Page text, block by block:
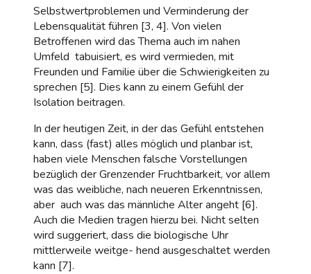
Selbstwertproblemen und Verminderung der
Lebensqualität führen [3, 4]. Von vielen
Betroffenen wird das Thema auch im nahen
Umfeld tabuisiert, es wird vermieden, mit
Freunden und Familie über die Schwierigkeiten zu
sprechen [5]. Dies kann zu einem Gefühl der
Isolation beitragen.
In der heutigen Zeit, in der das Gefühl entstehen
kann, dass (fast) alles möglich und planbar ist,
haben viele Menschen falsche Vorstellungen
bezüglich der Grenzender Fruchtbarkeit, vor allem
was das weibliche, nach neueren Erkenntnissen,
aber auch was das männliche Alter angeht [6].
Auch die Medien tragen hierzu bei. Nicht selten
wird suggeriert, dass die biologische Uhr
mittlerweile weitge- hend ausgeschaltet werden
kann [7].